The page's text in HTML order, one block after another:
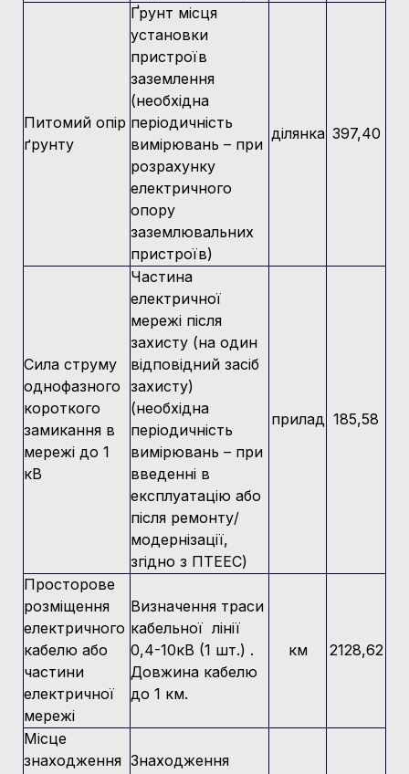
Питомий опір
ґрунту
Ґрунт місця
установки
пристроїв
заземлення
(необхідна
періодичність
вимірювань – при
розрахунку
електричного
опору
заземлювальних
пристроїв)
ділянка 397,40
Сила струму
однофазного
короткого
замикання в
мережі до 1
кВ
Частина
електричної
мережі після
захисту (на один
відповідний засіб
захисту)
(необхідна
періодичність
вимірювань – при
введенні в
експлуатацію або
після ремонту/
модернізації,
згідно з ПТЕЕС)
прилад 185,58
Просторове
розміщення
електричного
кабелю або
частини
електричної
мережі
Визначення траси
кабельної лінії
0,4-10кВ (1 шт.) .
Довжина кабелю
до 1 км.
км 2128,62
Місце
знаходження Знаходження